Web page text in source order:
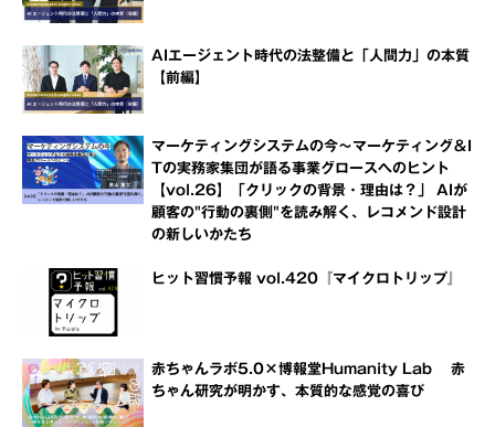
AIエージェント時代の法整備と「人間力」の本質
【前編】
マーケティングシステムの今～マーケティング＆I
Tの実務家集団が語る事業グロースへのヒント
【vol.26】「クリックの背景・理由は？」 AIが
顧客の"行動の裏側"を読み解く、レコメンド設計
の新しいかたち
ヒット習慣予報 vol.420『マイクロトリップ』
赤ちゃんラボ5.0×博報堂Humanity Lab 赤
ちゃん研究が明かす、本質的な感覚の喜び